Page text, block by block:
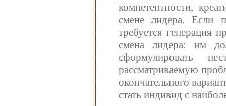
компетентности,
смене лидера. Если
требуется генерация
смена лидера: им
сформулировать
рассматриваемую
окончательного
стать индивид с